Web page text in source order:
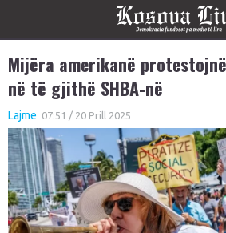
Mijëra amerikanë
në të gjithë SHBA-në
Lajme 07:51 / 20 Prill 2025